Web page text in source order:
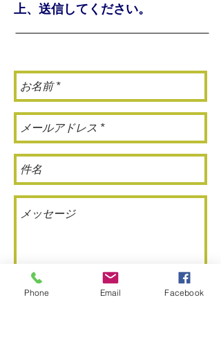
株式会社タス
ツ
上、送信してください。
送信
Phone Email Facebook